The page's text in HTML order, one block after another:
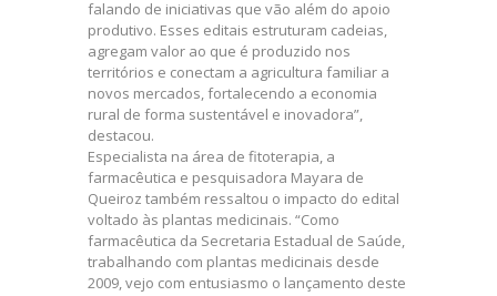
falando de iniciativas que vão além do apoio
produtivo. Esses editais estruturam cadeias,
agregam valor ao que é produzido nos
territórios e conectam a agricultura familiar a
novos mercados, fortalecendo a economia
rural de forma sustentável e inovadora”,
destacou.
Especialista na área de fitoterapia, a
farmacêutica e pesquisadora Mayara de
Queiroz também ressaltou o impacto do edital
voltado às plantas medicinais. “Como
farmacêutica da Secretaria Estadual de Saúde,
trabalhando com plantas medicinais desde
2009, vejo com entusiasmo o lançamento deste